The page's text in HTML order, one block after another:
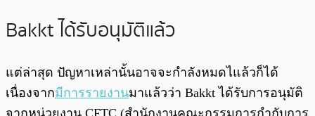
Bakkt ได้รับอนุมัติแล้ว
แต่ล่าสุด ปัญหาเหล่านั้นอาจจะกำลังหมดไแล้วก็ได้
เนื่องจากมีการรายงานมาแล้วว่า Bakkt ได้รับการอนุมัติ
จากหน่วยงาน CFTC (สำนักงานคณะกรรมการกำกับการ